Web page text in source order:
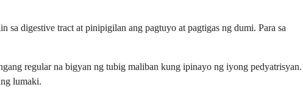
digestive tract at pinipigilan ang pagtuyo at pagtigas ng dumi. Para sa
regular na bigyan ng tubig maliban kung ipinayo ng iyong pedyatrisyan.
lumaki.